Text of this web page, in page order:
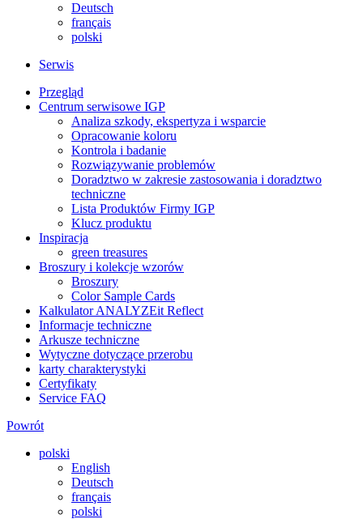
Deutsch
français
polski
Serwis
Przegląd
Centrum serwisowe IGP
Analiza szkody, ekspertyza i wsparcie
Opracowanie koloru
Kontrola i badanie
Rozwiązywanie problemów
Doradztwo w zakresie zastosowania i doradztwo
techniczne
Lista Produktów Firmy IGP
Klucz produktu
Inspiracja
green treasures
Broszury i kolekcje wzorów
Broszury
Color Sample Cards
Kalkulator ANALYZEit Reflect
Informacje techniczne
Arkusze techniczne
Wytyczne dotyczące przerobu
karty charakterystyki
Certyfikaty
Service FAQ
Powrót
polski
English
Deutsch
français
polski